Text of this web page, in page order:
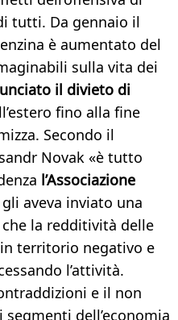
tutti. Da gennaio il
è aumentato del
sulla vita dei
il divieto di
fino alla fine
Secondo il
Novak «è tutto
l’Associazione
gli aveva inviato una
la redditività delle
territorio negativo e
l’attività.
e il non
dell’economia